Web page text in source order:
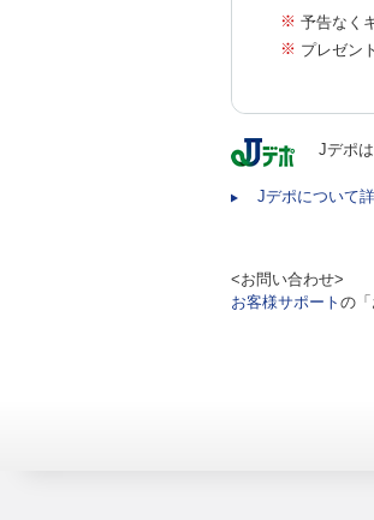
※ 予告なく
※ プレゼン
Jデポ
Jデポについて
<お問い合わせ>
お客様サポート の「